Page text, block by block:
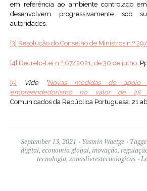
em referência ao ambiente controlado
desenvolvem progressivamente sob
autoridades.
[3] Resolução do Conselho de Ministros n.º
[4] Decreto-Lei n.º 67/2021, de 30 de julho.
[5] Vide “Novas medidas de apoio
empreendedorismo no valor de 25
Comunicados da República Portuguesa.
September 13, 2021 Yasmin Waetge
digital, economia global, inovação,
tecnologia, zonaslivrestecnologicas